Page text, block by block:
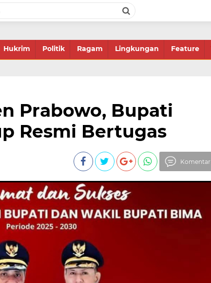
Hukrim Politik Ragam Lingkungan Feature
Prabowo, Bupati
Resmi Bertugas
Komentar